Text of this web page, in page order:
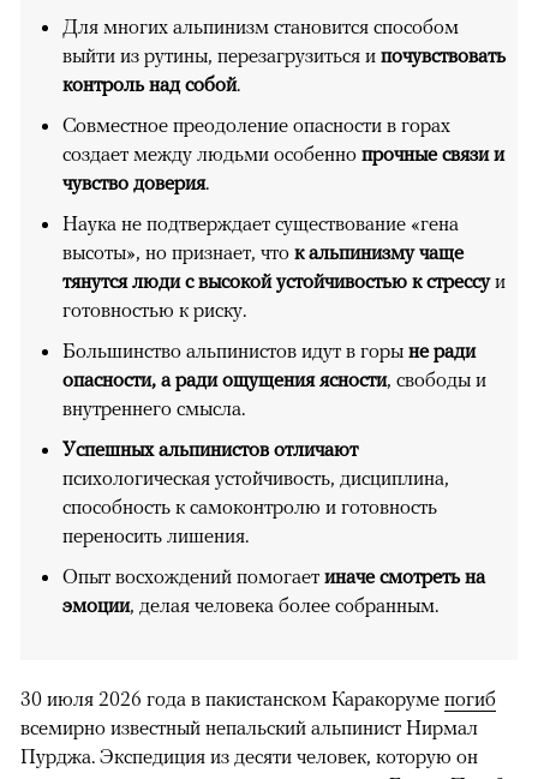
Для многих альпинизм становится способом
выйти из рутины, перезагрузиться и почувствовать
контроль над собой.
Совместное преодоление опасности в горах
создает между людьми особенно прочные связи и
чувство доверия.
Наука не подтверждает существование «гена
высоты», но признает, что к альпинизму чаще
тянутся люди с высокой устойчивостью к стрессуи
готовностью к риску.
Большинство альпинистов идут в горы не ради
опасности, а ради ощущения ясности, свободы и
внутреннего смысла.
Успешных альпинистов отличают
психологическая устойчивость, дисциплина,
способность к самоконтролю и готовность
переносить лишения.
Опыт восхождений помогает иначе смотреть на
эмоции, делая человека более собранным.
30 июля 2026 года в пакистанском Каракоруме погиб
всемирно известный непальский альпинист Нирмал
Пурджа. Экспедиция из десяти человек, которую он